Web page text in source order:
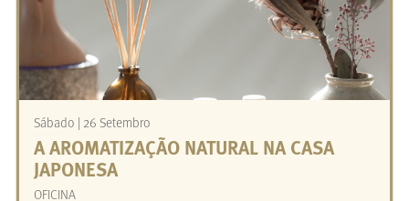
Sábado | 26 Setembro
A AROMATIZAÇÃO NATURAL NA CASA
JAPONESA
OFICINA